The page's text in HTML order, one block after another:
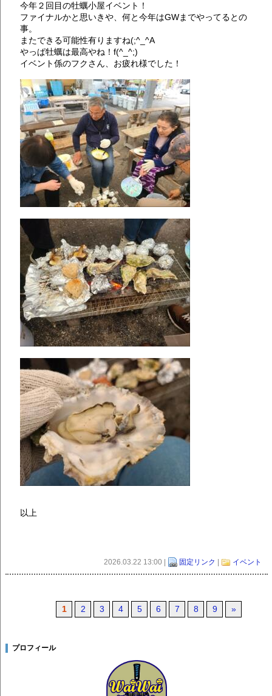
今年２回目の牡蠣小屋イベント！
ファイナルかと思いきや、何と今年はGWまでやってるとの
事。
またできる可能性有りますね(;^_^A
やっぱ牡蠣は最高やね！f(^_^;)
イベント係のフクさん、お疲れ様でした！
以上
2026.03.22 13:00 | 固定リンク | イベント
1 2 3 4 5 6 7 8 9 »
プロフィール